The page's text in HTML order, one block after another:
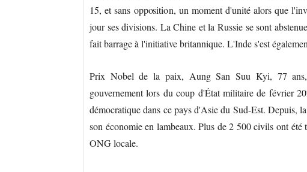
15, et sans opposition, un moment d'unité alors que
jour ses divisions. La Chine et la Russie se sont
fait barrage à l'initiative britannique. L'Inde s'est
Prix Nobel de la paix, Aung San Suu Kyi, 77
gouvernement lors du coup d'État militaire de février
démocratique dans ce pays d'Asie du Sud-Est. Depuis,
son économie en lambeaux. Plus de 2 500 civils ont
ONG locale.